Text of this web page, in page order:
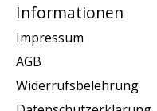
Informationen
Impressum
AGB
Widerrufsbelehrung